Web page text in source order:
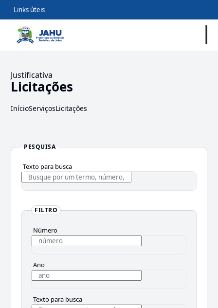
Links úteis
Justificativa
Licitações
InícioServiçosLicitações
PESQUISA
Texto para busca
FILTRO
Número
Ano
Texto para busca